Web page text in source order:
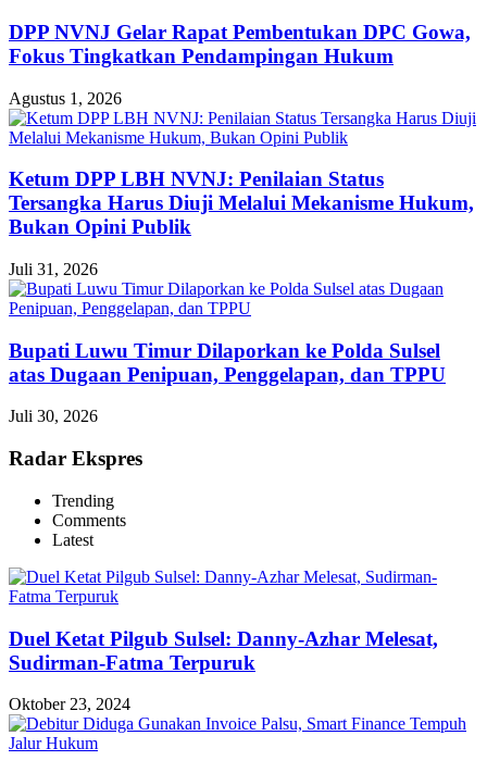
DPP NVNJ Gelar Rapat Pembentukan DPC Gowa,
Fokus Tingkatkan Pendampingan Hukum
Agustus 1, 2026
Ketum DPP LBH NVNJ: Penilaian Status
Tersangka Harus Diuji Melalui Mekanisme Hukum,
Bukan Opini Publik
Juli 31, 2026
Bupati Luwu Timur Dilaporkan ke Polda Sulsel
atas Dugaan Penipuan, Penggelapan, dan TPPU
Juli 30, 2026
Radar Ekspres
Trending
Comments
Latest
Duel Ketat Pilgub Sulsel: Danny-Azhar Melesat,
Sudirman-Fatma Terpuruk
Oktober 23, 2024